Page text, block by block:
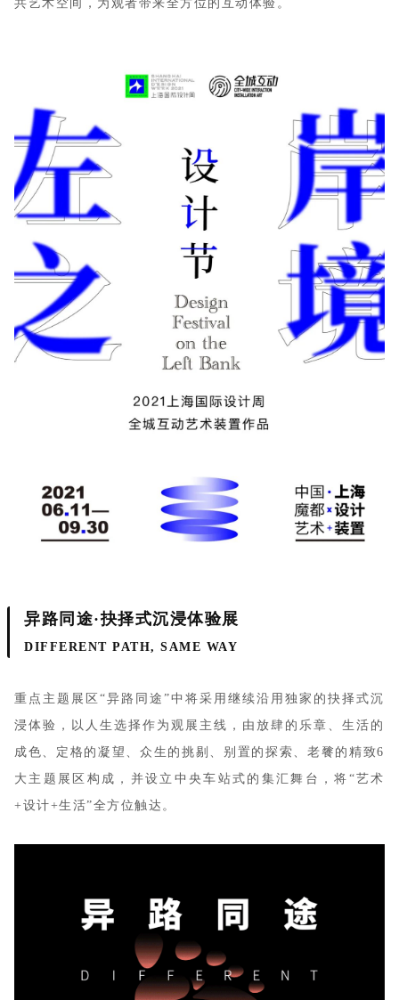
共艺术空间 ，为观者带来全方位的互动体验。
异路同途·抉择式沉浸体验展
DIFFERENT PATH, SAME WAY
重点主题展区“异路同途”中将采用继续沿用独家的抉择式沉
浸体验，以人生选择作为观展主线，由放肆的乐章、生活的
成色、定格的凝望、众生的挑剔、别置的探索、老餮的精致6
大主题展区构成，并设立中央车站式的集汇舞台，将“艺术
+设计+生活”全方位触达。